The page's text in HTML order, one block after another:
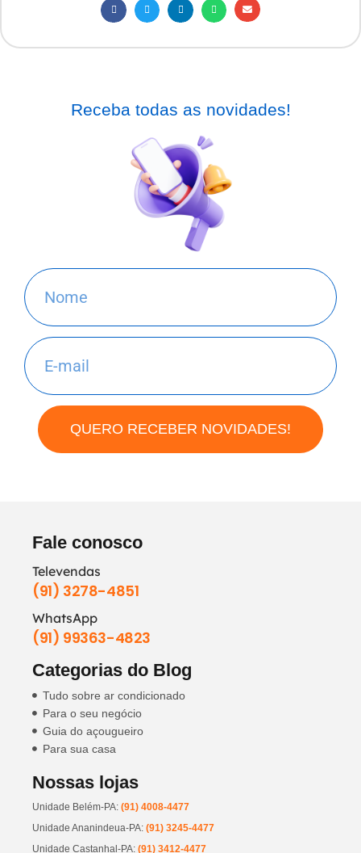
Receba todas as novidades!
QUERO RECEBER NOVIDADES!
Fale conosco
Televendas
(91) 3278-4851
WhatsApp
(91) 99363-4823
Categorias do Blog
Tudo sobre ar condicionado
Para o seu negócio
Guia do açougueiro
Para sua casa
Nossas lojas
Unidade Belém-PA: (91) 4008-4477
Unidade Ananindeua-PA: (91) 3245-4477
Unidade Castanhal-PA: (91) 3412-4477